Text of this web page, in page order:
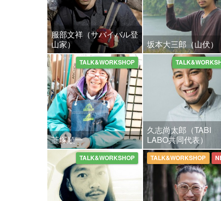
服部文祥（サバイバル登
山家）
坂本大三郎（山伏）
韮塚順一
TALK&WORKSHOP
久志尚太郎（TABI
LABO共同代表）
TALK&WORKSHOP TALK&WORKSHOP